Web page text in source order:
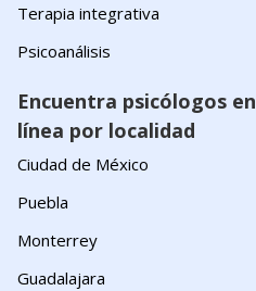
Terapia integrativa
Psicoanálisis
Encuentra psicólogos en
línea por localidad
Ciudad de México
Puebla
Monterrey
Guadalajara